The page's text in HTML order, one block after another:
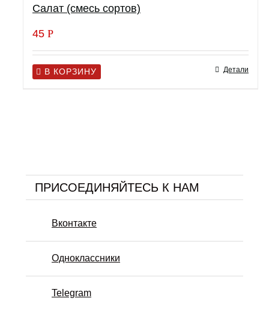
Салат (смесь сортов)
45 Р
В КОРЗИНУ Детали
ПРИСОЕДИНЯЙТЕСЬ К НАМ
Вконтакте
Одноклассники
Telegram